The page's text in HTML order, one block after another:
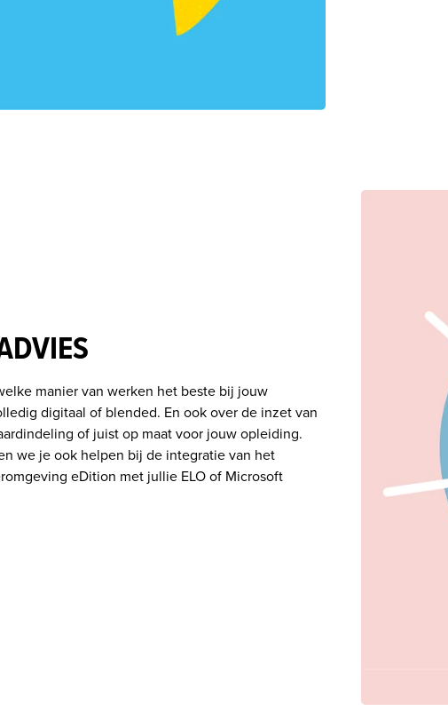
manier van werken het beste bij jouw
digitaal of blended. En ook over de inzet van
of juist op maat voor jouw opleiding.
we je ook helpen bij de integratie van het
eDition met jullie ELO of Microsoft